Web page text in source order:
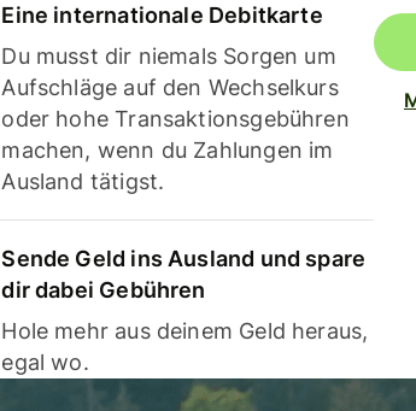
Eine internationale Debitkarte
Du musst dir niemals Sorgen um
Aufschläge auf den Wechselkurs
oder hohe Transaktionsgebühren
machen, wenn du Zahlungen im
Ausland tätigst.
Sende Geld ins Ausland und spare
dir dabei Gebühren
Hole mehr aus deinem Geld heraus,
egal wo.